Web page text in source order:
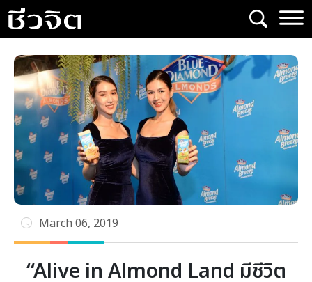
Skip
to
content
March 06, 2019
“Alive in Almond Land มีชีวิต